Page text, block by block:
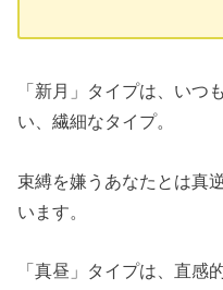
「新月」タイプは、いつ
い、繊細なタイプ。
束縛を嫌うあなたとは真
います。
「真昼」タイプは、直感